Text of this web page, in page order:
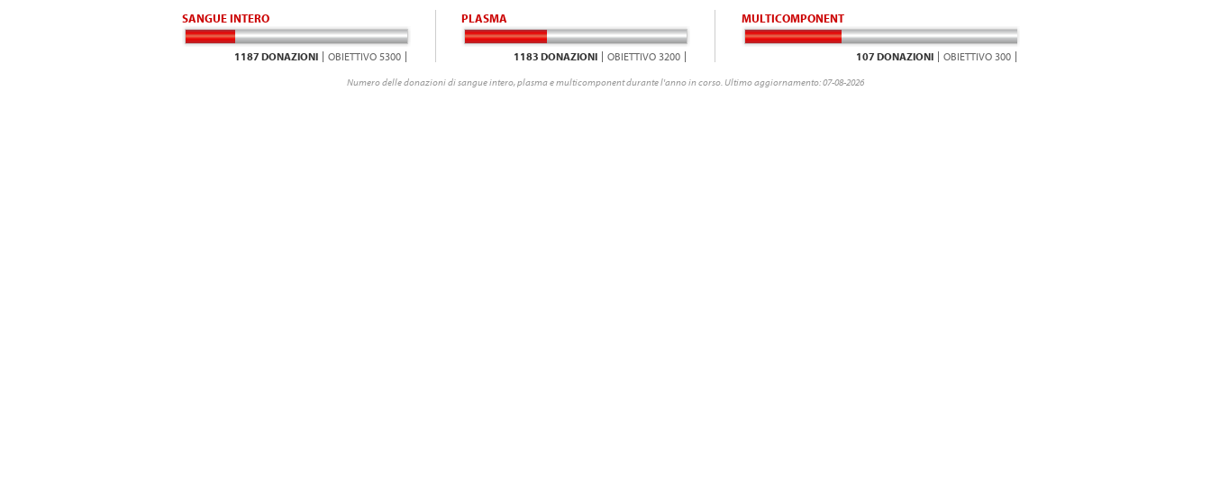
SANGUE INTERO
1187 DONAZIONI OBIETTIVO 5300
PLASMA
1183 DONAZIONI OBIETTIVO 3200
MULTICOMPONENT
107 DONAZIONI OBIETTIVO 300
Numero delle donazioni di sangue intero, plasma e multicomponent durante l'anno in corso. Ultimo aggiornamento: 07-08-2026